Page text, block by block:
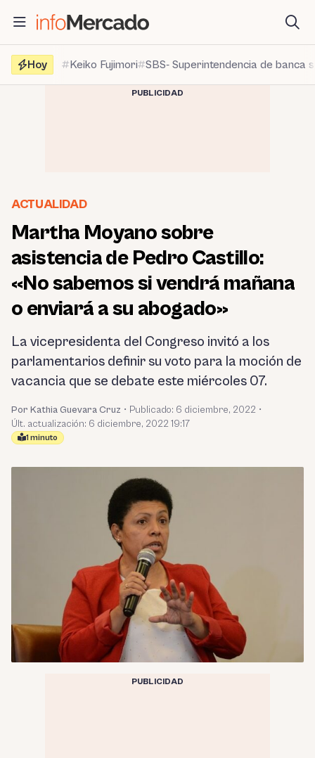
contenido
Hoy
Keiko Fujimori SBS- Superintendencia de banca
PUBLICIDAD
ACTUALIDAD
Martha Moyano sobre
asistencia de Pedro Castillo:
«No sabemos si vendrá mañana
o enviará a su abogado»
La vicepresidenta del Congreso invitó a los
parlamentarios definir su voto para la moción de
vacancia que se debate este miércoles 07.
Por Kathia Guevara Cruz • Publicado: 6 diciembre, 2022 •
Últ. actualización: 6 diciembre, 2022 19:17
1 minuto
PUBLICIDAD